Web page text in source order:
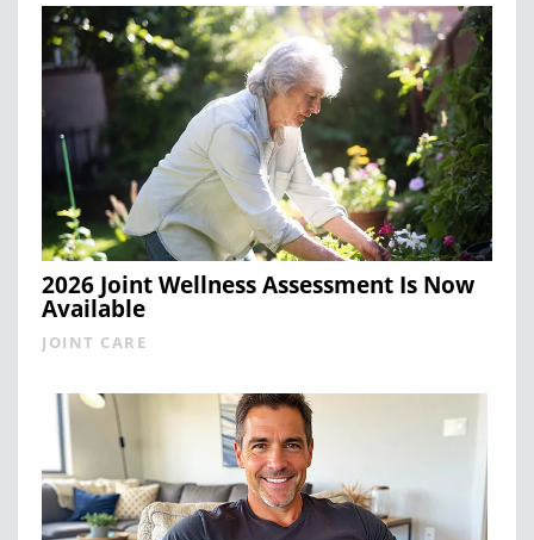
2026 Joint Wellness Assessment Is Now
Available
JOINT CARE